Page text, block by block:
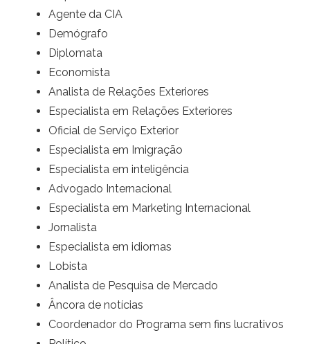
Agente da CIA
Demógrafo
Diplomata
Economista
Analista de Relações Exteriores
Especialista em Relações Exteriores
Oficial de Serviço Exterior
Especialista em Imigração
Especialista em inteligência
Advogado Internacional
Especialista em Marketing Internacional
Jornalista
Especialista em idiomas
Lobista
Analista de Pesquisa de Mercado
Âncora de notícias
Coordenador do Programa sem fins lucrativos